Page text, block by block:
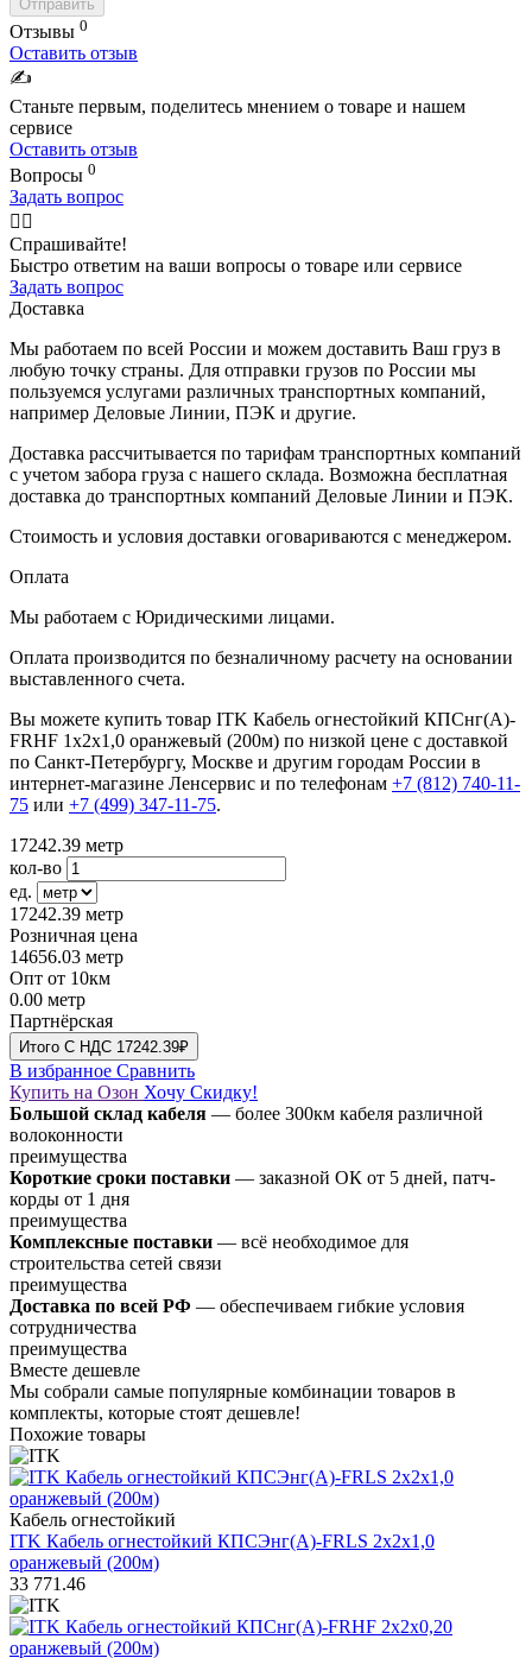
Отправить
Отзывы 0
Оставить отзыв
✍️
Станьте первым, поделитесь мнением о товаре и нашем
сервисе
Оставить отзыв
Вопросы 0
Задать вопрос
🙋‍♂️
Спрашивайте!
Быстро ответим на ваши вопросы о товаре или сервисе
Задать вопрос
Доставка
Мы работаем по всей России и можем доставить Ваш груз в
любую точку страны. Для отправки грузов по России мы
пользуемся услугами различных транспортных компаний,
например Деловые Линии, ПЭК и другие.
Доставка рассчитывается по тарифам транспортных компаний
с учетом забора груза с нашего склада. Возможна бесплатная
доставка до транспортных компаний Деловые Линии и ПЭК.
Стоимость и условия доставки оговариваются с менеджером.
Оплата
Мы работаем с Юридическими лицами.
Оплата производится по безналичному расчету на основании
выставленного счета.
Вы можете купить товар ITK Кабель огнестойкий КПСнг(А)-
FRHF 1х2х1,0 оранжевый (200м) по низкой цене с доставкой
по Санкт-Петербургу, Москве и другим городам России в
интернет-магазине Ленсервис и по телефонам +7 (812) 740-11-
75 или +7 (499) 347-11-75.
17242.39 метр
кол-во
ед.
17242.39 метр
Розничная цена
14656.03 метр
Опт от 10км
0.00 метр
Партнёрская
Итого C НДС 17242.39₽
В избранное Сравнить
Купить на Озон Хочу Скидку!
Большой склад кабеля — более 300км кабеля различной
волоконности
преимущества
Короткие сроки поставки — заказной ОК от 5 дней, патч-
корды от 1 дня
преимущества
Комплексные поставки — всё необходимое для
строительства сетей связи
преимущества
Доставка по всей РФ — обеспечиваем гибкие условия
сотрудничества
преимущества
Вместе дешевле
Мы собрали самые популярные комбинации товаров в
комплекты, которые стоят дешевле!
Похожие товары
Кабель огнестойкий
ITK Кабель огнестойкий КПСЭнг(А)-FRLS 2х2х1,0
оранжевый (200м)
33 771.46